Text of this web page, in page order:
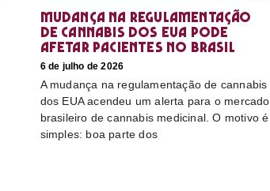
Mudança na regulamentação
de cannabis dos EUA pode
afetar pacientes no Brasil
6 de julho de 2026
A mudança na regulamentação de cannabis
dos EUA acendeu um alerta para o mercado
brasileiro de cannabis medicinal. O motivo é
simples: boa parte dos